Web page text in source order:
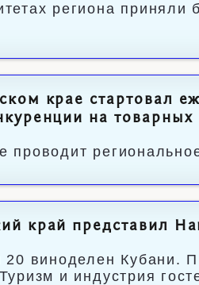
региона
крае стартовал
на
проводит
край представил
виноделен Кубани.
и индустрия